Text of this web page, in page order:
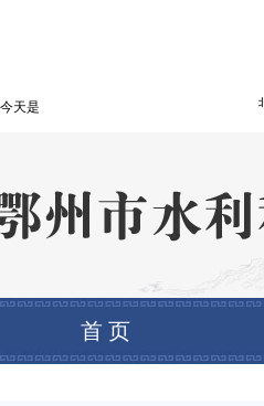
今天是
首 页